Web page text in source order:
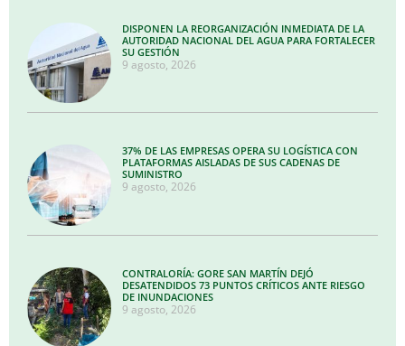
DISPONEN LA REORGANIZACIÓN INMEDIATA DE LA
AUTORIDAD NACIONAL DEL AGUA PARA FORTALECER
SU GESTIÓN
9 agosto, 2026
37% DE LAS EMPRESAS OPERA SU LOGÍSTICA CON
PLATAFORMAS AISLADAS DE SUS CADENAS DE
SUMINISTRO
9 agosto, 2026
CONTRALORÍA: GORE SAN MARTÍN DEJÓ
DESATENDIDOS 73 PUNTOS CRÍTICOS ANTE RIESGO
DE INUNDACIONES
9 agosto, 2026